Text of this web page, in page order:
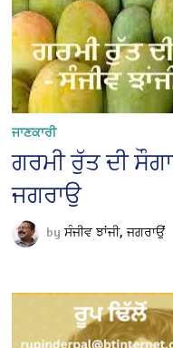
ਜਾਣਕਾਰੀ
ਗਰਮੀ ਰੁੱਤ ਦੀ
ਜਗਰਾਉ
byਸੰਜੀਵ ਝਾਂਜੀ,